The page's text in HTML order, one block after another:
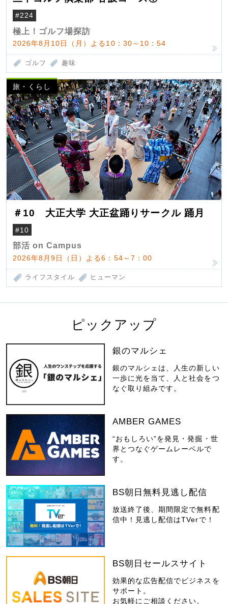
#224
極上！ゴルフ場探訪
2026年8月10日（月）よる10：30～10：54
ゴルフ 趣味
旅・くらし
＃10 大正大学 大正盆踊りサークル 踊月
#10
部活 on Campus
2026年8月9日（日）よる6：54～7：00
ライフスタイル ヒューマン
ピックアップ
銀のマルシェ
銀のマルシェは、人生の新しい
一歩に光を当て、人と社会をつ
なぐ取り組みです。
AMBER GAMES
“おもしろい”を発見・発掘・世
界とつなぐゲームレーベルで
す。
BS朝日無料見逃し配信
放送終了後、期間限定で無料配
信中！見逃し配信はTVerで！
BS朝日セールスサイト
効果的な広告配信でビジネスを
サポート。
お気軽にご相談ください。